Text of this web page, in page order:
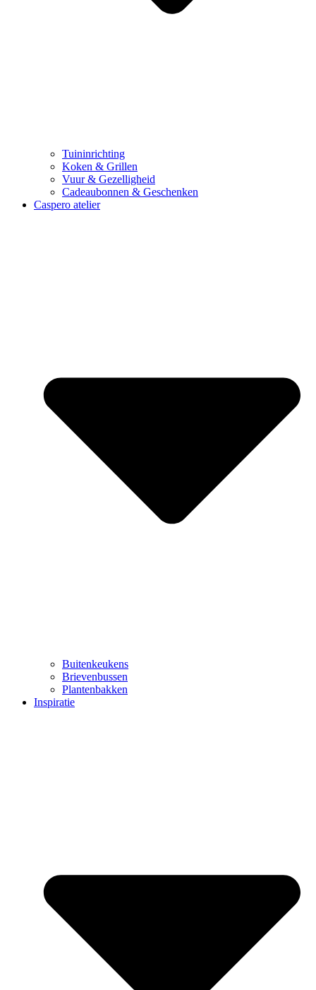
Tuininrichting
Koken & Grillen
Vuur & Gezelligheid
Cadeaubonnen & Geschenken
Caspero atelier
Buitenkeukens
Brievenbussen
Plantenbakken
Inspiratie